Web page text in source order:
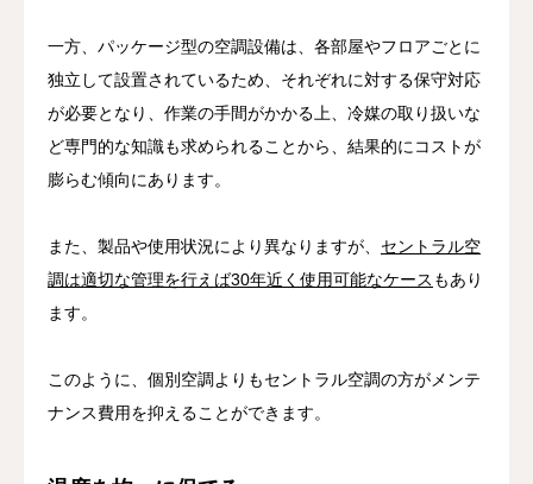
一方、パッケージ型の空調設備は、各部屋やフロアごとに
独立して設置されているため、それぞれに対する保守対応
が必要となり、作業の手間がかかる上、冷媒の取り扱いな
ど専門的な知識も求められることから、結果的にコストが
膨らむ傾向にあります。
また、製品や使用状況により異なりますが、 セントラル空
調は適切な管理を行えば30年近く使用可能なケース もあり
ます。
このように、個別空調よりもセントラル空調の方がメンテ
ナンス費用を抑えることができます。